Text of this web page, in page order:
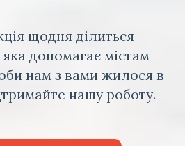
щодня ділиться
допомагає містам
нам з вами жилося в
нашу роботу.